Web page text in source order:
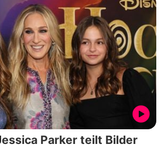
Parker teilt Bilder